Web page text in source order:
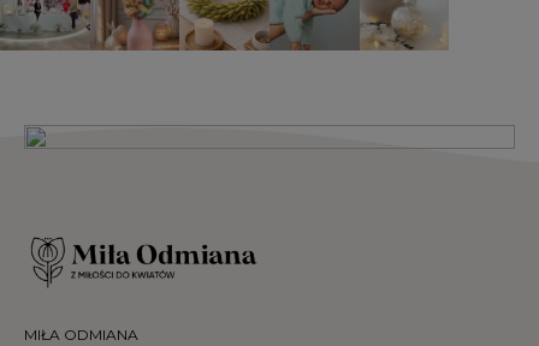
MIŁA ODMIANA